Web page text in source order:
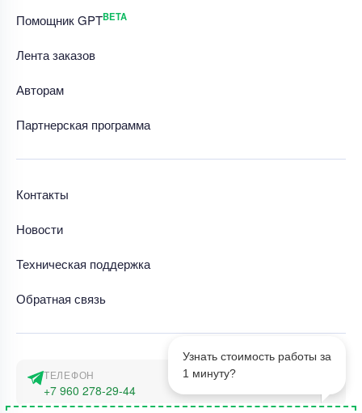
Узнать стоимость работы за
1 минуту?
Помощник GPTBETA
Лента заказов
Авторам
Партнерская программа
Контакты
Новости
Техническая поддержка
Обратная связь
ТЕЛЕФОН
+7 960 278-29-44